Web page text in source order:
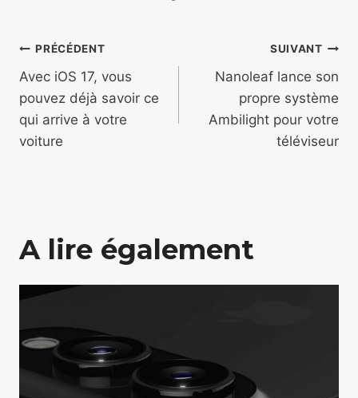
Navigation
de
l’article
PRÉCÉDENT
Avec iOS 17, vous
pouvez déjà savoir ce
qui arrive à votre
voiture
SUIVANT
Nanoleaf lance son
propre système
Ambilight pour votre
téléviseur
A lire également